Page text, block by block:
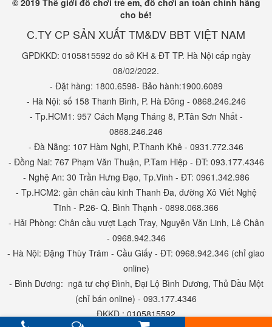
© 2019 Thế giới đồ chơi trẻ em, đồ chơi an toàn chính hãng
cho bé!
C.TY CP SẢN XUẤT TM&DV BBT VIỆT NAM
GPDKKD: 0105815592 do sở KH & ĐT TP. Hà Nội cấp ngày
08/02/2022.
- Đặt hàng: 1800.6598- Bảo hành:1900.6089
- Hà Nội: số 158 Thanh Bình, P. Hà Đông - 0868.246.246
- Tp.HCM1: 957 Cách Mạng Tháng 8, P.Tân Sơn Nhất -
0868.246.246
- Đà Nẵng: 107 Hàm Nghi, P.Thanh Khê - 0931.772.346
- Đồng Nai: 767 Phạm Văn Thuận, P.Tam Hiệp - ĐT: 093.177.4346
- Nghệ An: 30 Trần Hưng Đạo, Tp.Vinh - ĐT: 0961.342.986
- Tp.HCM2: gần chân cầu kinh Thanh Đa, đường Xô Viết Nghệ
Tĩnh - P.26- Q. Bình Thạnh - 0898.068.366
- Hải Phòng: Chân cầu vượt Lạch Tray, Nguyễn Văn Linh, Lê Chân
- 0968.942.346
- Hà Nội: Đặng Thùy Trâm - Cầu Giấy - ĐT: 0968.942.346 (chỉ giao
online)
- Bình Dương: ngã tư chợ Đình, Đại Lộ Bình Dương, Thủ Dầu Một
(chỉ bán online) - 093.177.4346
ĐKKD : 0105815592